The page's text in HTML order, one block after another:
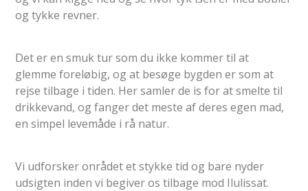
og tykke revner.
Det er en smuk tur som du ikke kommer til at
glemme foreløbig, og at besøge bygden er som at
rejse tilbage i tiden. Her samler de is for at smelte til
drikkevand, og fanger det meste af deres egen mad,
en simpel levemåde i rå natur.
Vi udforsker onrådet et stykke tid og bare nyder
udsigten inden vi begiver os tilbage mod Ilulissat.